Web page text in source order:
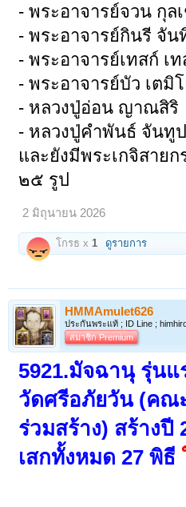
- พระอาจารย์จวน กุล
- พระอาจารย์กินรี จัน
- พระอาจารย์เทสก์ เ
- พระอาจารย์บัว เตมิ
- หลวงปู่อ่อน ญาณสิริ
- หลวงปู่คำพันธ์ จันทู
และยังมีพระเกจิสาย
๒๕ รูป
2 มิถุนายน 2026
โกรธ x 1 ดูรายการ
HMMAmulet626
ประกันพระแท้ ; ID Line ;
สมาชิก Premium
5921.มัจฉานุ รุ่น
วัดศรีอภัยวัน (คณ
ร่วมสร้าง) สร้างปี
เสกทั้งหมด 27 พิธี